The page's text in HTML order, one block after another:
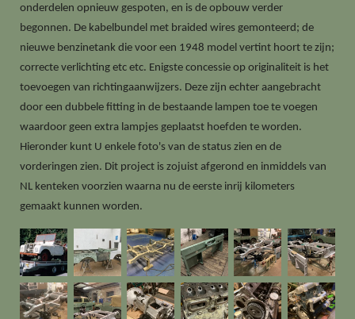
onderdelen opnieuw gespoten, en is de opbouw verder
begonnen. De kabelbundel met braided wires gemonteerd; de
nieuwe benzinetank die voor een 1948 model vertint hoort te zijn;
correcte verlichting etc etc. Enigste concessie op originaliteit is het
toevoegen van richtingaanwijzers. Deze zijn echter aangebracht
door een dubbele fitting in de bestaande lampen toe te voegen
waardoor geen extra lampjes geplaatst hoefden te worden.
Hieronder kunt U enkele foto's van de status zien en de
vorderingen zien. Dit project is zojuist afgerond en inmiddels van
NL kenteken voorzien waarna nu de eerste inrij kilometers
gemaakt kunnen worden.